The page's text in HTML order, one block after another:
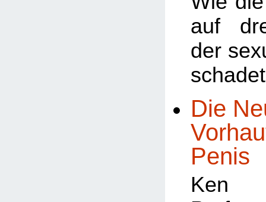
auf
der
Die
Penis
Ken